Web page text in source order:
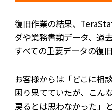
復旧作業の結果、
ダや業務書類データ、過
すべての重要データの復
お客様からは「どこに相
困り果てていたが、こん
戻るとは思わなかった」